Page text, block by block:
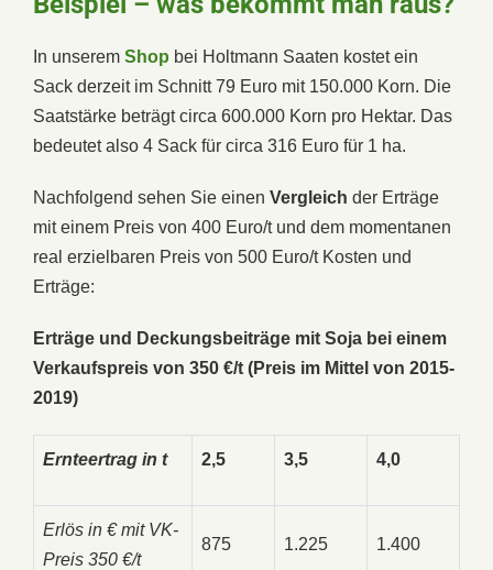
In unserem Shop bei Holtmann Saaten kostet ein
Sack derzeit im Schnitt 79 Euro mit 150.000 Korn. Die
Saatstärke beträgt circa 600.000 Korn pro Hektar. Das
bedeutet also 4 Sack für circa 316 Euro für 1 ha.
Nachfolgend sehen Sie einen Vergleich der Erträge
mit einem Preis von 400 Euro/t und dem momentanen
real erzielbaren Preis von 500 Euro/t Kosten und
Erträge:
Erträge und Deckungsbeiträge mit Soja bei einem
Verkaufspreis von 350 €/t (Preis im Mittel von 2015-
2019)
Ernteertrag in t 2,5 3,5 4,0
Erlös in € mit VK-
Preis 350 €/t
875 1.225 1.400